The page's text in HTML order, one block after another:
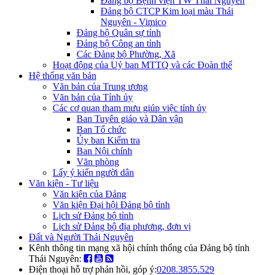
Đảng bộ CTCP Kim loại màu Thái
Nguyên - Vimico
Đảng bộ Quân sự tỉnh
Đảng bộ Công an tỉnh
Các Đảng bộ Phường, Xã
Hoạt động của Uỷ ban MTTQ và các Đoàn thể
Hệ thống văn bản
Văn bản của Trung ương
Văn bản của Tỉnh ủy
Các cơ quan tham mưu giúp việc tỉnh ủy
Ban Tuyên giáo và Dân vận
Ban Tổ chức
Ủy ban Kiểm tra
Ban Nội chính
Văn phòng
Lấy ý kiến người dân
Văn kiện - Tư liệu
Văn kiện của Đảng
Văn kiện Đại hội Đảng bộ tỉnh
Lịch sử Đảng bộ tỉnh
Lịch sử Đảng bộ địa phương, đơn vị
Đất và Người Thái Nguyên
Kênh thông tin mạng xã hội chính thống của Đảng bộ tỉnh
Thái Nguyên:
Điện thoại hỗ trợ phản hồi, góp ý:0208.3855.529